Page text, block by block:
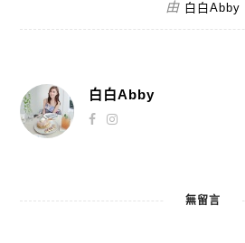
由 白白Abby
白白Abby
無留言